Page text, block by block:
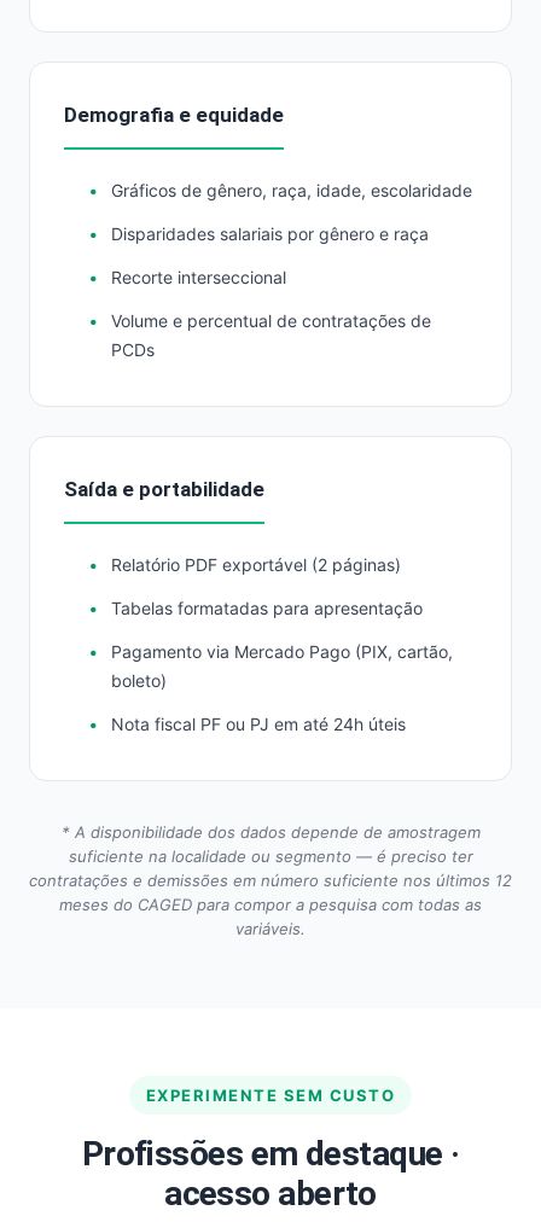
Demografia e equidade
Gráficos de gênero, raça, idade, escolaridade
Disparidades salariais por gênero e raça
Recorte interseccional
Volume e percentual de contratações de
PCDs
Saída e portabilidade
Relatório PDF exportável (2 páginas)
Tabelas formatadas para apresentação
Pagamento via Mercado Pago (PIX, cartão,
boleto)
Nota fiscal PF ou PJ em até 24h úteis
* A disponibilidade dos dados depende de amostragem
suficiente na localidade ou segmento — é preciso ter
contratações e demissões em número suficiente nos últimos 12
meses do CAGED para compor a pesquisa com todas as
variáveis.
EXPERIMENTE SEM CUSTO
Profissões em destaque ·
acesso aberto